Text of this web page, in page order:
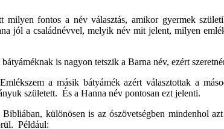
milyen fontos a név választás, amikor gyermek
jól a családnévvel, melyik név mit jelent, milyen
is nagyon tetszik a Barna név, ezért
a másik bátyámék azért választottak a
született. És a Hanna név pontosan ezt jelenti.
különösen is az ószövetségben mindenhol
Például: